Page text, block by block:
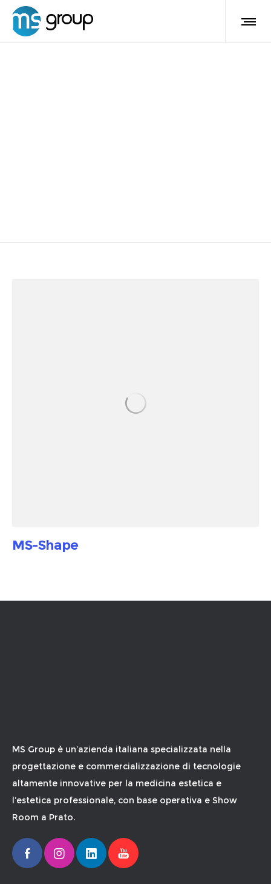
MS-Shape
MS Group è un’azienda italiana specializzata nella
progettazione e commercializzazione di tecnologie
altamente innovative per la medicina estetica e
l’estetica professionale, con base operativa e Show
Room a Prato.